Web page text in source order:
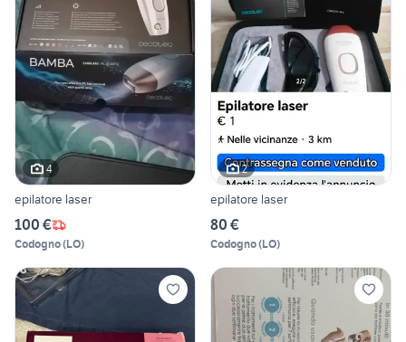
4
epilatore laser
100 €
Codogno(LO)
2
epilatore laser
80 €
Codogno(LO)